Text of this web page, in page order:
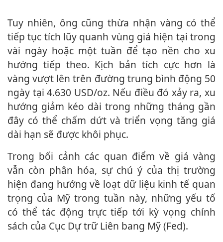
Tuy nhiên, ông cũng thừa nhận vàng có thể
tiếp tục tích lũy quanh vùng giá hiện tại trong
vài ngày hoặc một tuần để tạo nền cho xu
hướng tiếp theo. Kịch bản tích cực hơn là
vàng vượt lên trên đường trung bình động 50
ngày tại 4.630 USD/oz. Nếu điều đó xảy ra, xu
hướng giảm kéo dài trong những tháng gần
đây có thể chấm dứt và triển vọng tăng giá
dài hạn sẽ được khôi phục.
Trong bối cảnh các quan điểm về giá vàng
vẫn còn phân hóa, sự chú ý của thị trường
hiện đang hướng về loạt dữ liệu kinh tế quan
trọng của Mỹ trong tuần này, những yếu tố
có thể tác động trực tiếp tới kỳ vọng chính
sách của Cục Dự trữ Liên bang Mỹ (Fed).